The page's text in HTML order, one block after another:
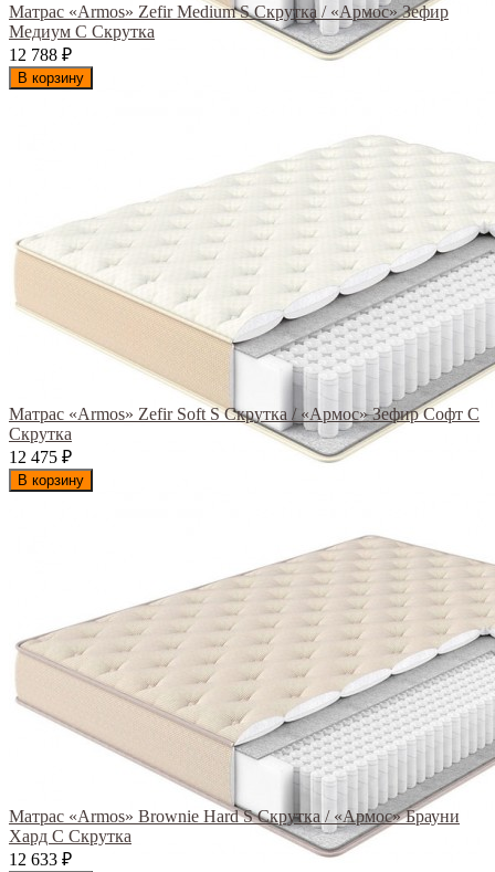
Матрас «Armos» Zefir Medium S Скрутка / «Армос» Зефир
Медиум С Скрутка
12 788 ₽
В корзину
Матрас «Armos» Zefir Soft S Скрутка / «Армос» Зефир Софт С
Скрутка
12 475 ₽
В корзину
Матрас «Armos» Brownie Hard S Скрутка / «Армос» Брауни
Хард С Скрутка
12 633 ₽